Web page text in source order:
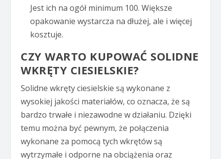
Jest ich na ogół minimum 100. Większe
opakowanie wystarcza na dłużej, ale i więcej
kosztuje.
CZY WARTO KUPOWAĆ SOLIDNE
WKRĘTY CIESIELSKIE?
Solidne wkręty ciesielskie są wykonane z
wysokiej jakości materiałów, co oznacza, że są
bardzo trwałe i niezawodne w działaniu. Dzięki
temu można być pewnym, że połączenia
wykonane za pomocą tych wkrętów są
wytrzymałe i odporne na obciążenia oraz